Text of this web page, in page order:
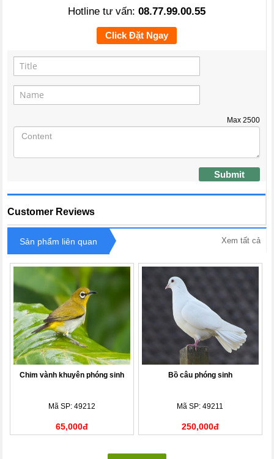
Hotline tư vấn: 08.77.99.00.55
Click Đặt Ngay
Max 2500
Submit
Customer Reviews
Sản phẩm liên quan Xem tất cả
Chim vành khuyên phóng sinh
Mã SP: 49212
65,000đ
Bồ câu phóng sinh
Mã SP: 49211
250,000đ